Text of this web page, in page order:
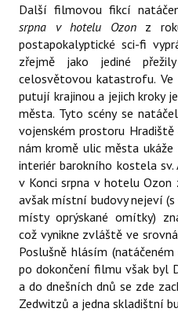
Další filmovou fikcí
srpna v hotelu Ozonz
postapokalyptické sci-fi
zřejmě jako jediné
celosvětovou katastrofu.
putují krajinou a jejich kroky
města. Tyto scény se
vojenském prostoru
nám kromě ulic města
interiér barokního kostela
v Konci srpna v hotelu
avšak místní budovy nejeví
místy oprýskané omítky)
což vynikne zvláště ve
Poslušně hlásím
po dokončení filmu však byl
a do dnešních dnů se zde
Zedwitzů a jedna skladištní